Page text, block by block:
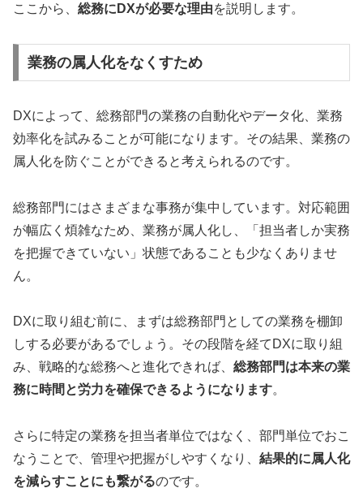
ここから、 総務にDXが必要な理由を説明します。
業務の属人化をなくすため
DXによって、総務部門の業務の自動化やデータ化、業務
効率化を試みることが可能になります。その結果、業務の
属人化を防ぐことができると考えられるのです。
総務部門にはさまざまな事務が集中しています。対応範囲
が幅広く煩雑なため、業務が属人化し、「担当者しか実務
を把握できていない」状態であることも少なくありませ
ん。
DXに取り組む前に、まずは総務部門としての業務を棚卸
しする必要があるでしょう。その段階を経てDXに取り組
み、戦略的な総務へと進化できれば、 総務部門は本来の業
務に時間と労力を確保できるようになります。
さらに特定の業務を担当者単位ではなく、部門単位でおこ
なうことで、管理や把握がしやすくなり、 結果的に属人化
を減らすことにも繋がるのです。